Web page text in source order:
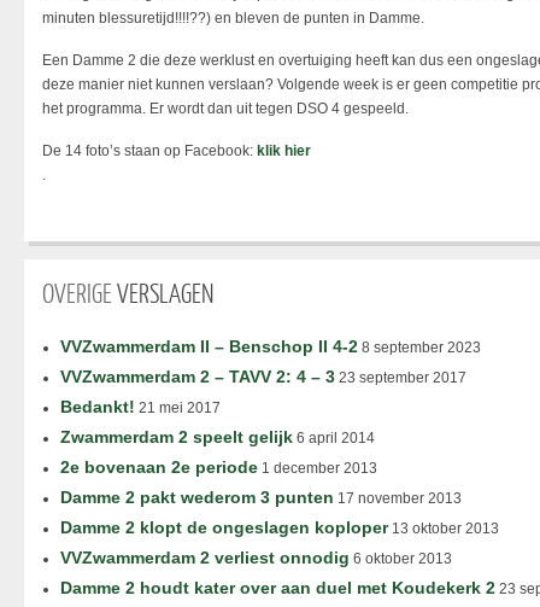
minuten blessuretijd!!!!??) en bleven de punten in Damme.
Een Damme 2 die deze werklust en overtuiging heeft kan dus een
deze manier niet kunnen verslaan? Volgende week is er geen competitie
het programma. Er wordt dan uit tegen DSO 4 gespeeld.
De 14 foto’s staan op Facebook: klik hier
.
OVERIGEVERSLAGEN
VVZwammerdam II – Benschop II 4-2 8 september 2023
VVZwammerdam 2 – TAVV 2: 4 – 3 23 september 2017
Bedankt! 21 mei 2017
Zwammerdam 2 speelt gelijk 6 april 2014
2e bovenaan 2e periode 1 december 2013
Damme 2 pakt wederom 3 punten 17 november 2013
Damme 2 klopt de ongeslagen koploper13 oktober 2013
VVZwammerdam 2 verliest onnodig 6 oktober 2013
Damme 2 houdt kater over aan duel met Koudekerk 2 23